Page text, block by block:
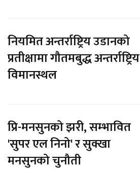
नियमित अन्तर्राष्ट्रिय उडानको
प्रतीक्षामा गौतमबुद्ध अन्तर्राष्ट्रिय
विमानस्थल
प्रि-मनसुनको झरी, सम्भावित
'सुपर एल निनो' र सुक्खा
मनसुनको चुनौती